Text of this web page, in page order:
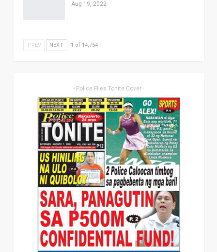
Aug 19, 2022
PREV NEXT 1 of 14,754
- Police Files Tonite Cover -